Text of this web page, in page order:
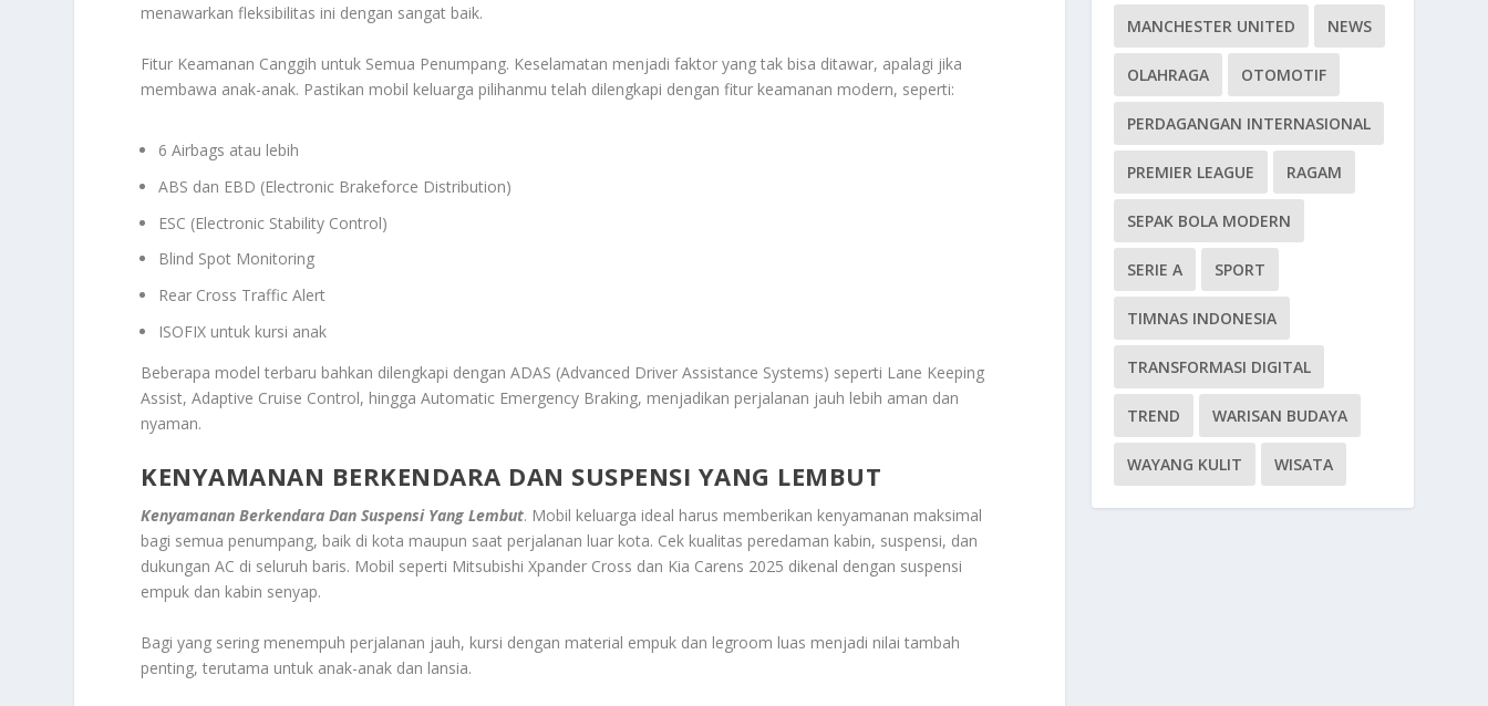
menawarkan fleksibilitas ini dengan sangat baik.
Fitur Keamanan Canggih untuk Semua Penumpang. Keselamatan menjadi faktor yang tak bisa ditawar, apalagi jika
membawa anak-anak. Pastikan mobil keluarga pilihanmu telah dilengkapi dengan fitur keamanan modern, seperti:
6 Airbags atau lebih
ABS dan EBD (Electronic Brakeforce Distribution)
ESC (Electronic Stability Control)
Blind Spot Monitoring
Rear Cross Traffic Alert
ISOFIX untuk kursi anak
Beberapa model terbaru bahkan dilengkapi dengan ADAS (Advanced Driver Assistance Systems) seperti Lane Keeping
Assist, Adaptive Cruise Control, hingga Automatic Emergency Braking, menjadikan perjalanan jauh lebih aman dan
nyaman.
KENYAMANAN BERKENDARA DAN SUSPENSI YANG LEMBUT
Kenyamanan Berkendara Dan Suspensi Yang Lembut. Mobil keluarga ideal harus memberikan kenyamanan maksimal
bagi semua penumpang, baik di kota maupun saat perjalanan luar kota. Cek kualitas peredaman kabin, suspensi, dan
dukungan AC di seluruh baris. Mobil seperti Mitsubishi Xpander Cross dan Kia Carens 2025 dikenal dengan suspensi
empuk dan kabin senyap.
Bagi yang sering menempuh perjalanan jauh, kursi dengan material empuk dan legroom luas menjadi nilai tambah
penting, terutama untuk anak-anak dan lansia.
MANCHESTER UNITED NEWS
OLAHRAGA OTOMOTIF
PERDAGANGAN INTERNASIONAL
PREMIER LEAGUE RAGAM
SEPAK BOLA MODERN
SERIE A SPORT
TIMNAS INDONESIA
TRANSFORMASI DIGITAL
TREND WARISAN BUDAYA
WAYANG KULIT WISATA